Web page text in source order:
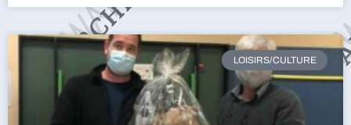
LOISIRS/CULTURE